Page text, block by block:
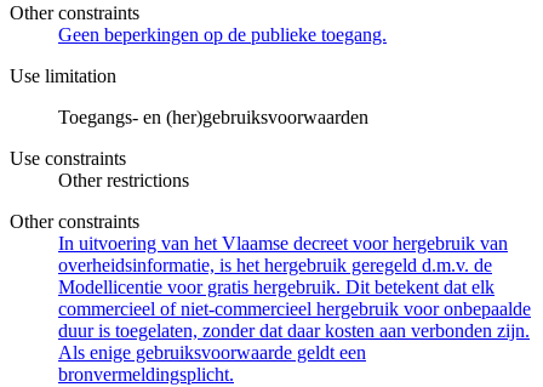
Other constraints
Geen beperkingen op de publieke toegang.
Use limitation
Toegangs- en (her)gebruiksvoorwaarden
Use constraints
Other restrictions
Other constraints
In uitvoering van het Vlaamse decreet voor hergebruik van
overheidsinformatie, is het hergebruik geregeld d.m.v. de
Modellicentie voor gratis hergebruik. Dit betekent dat elk
commercieel of niet-commercieel hergebruik voor onbepaalde
duur is toegelaten, zonder dat daar kosten aan verbonden zijn.
Als enige gebruiksvoorwaarde geldt een
bronvermeldingsplicht.